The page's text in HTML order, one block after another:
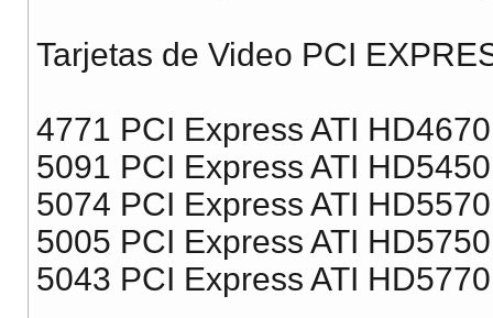
Tarjetas de Video PCI
4771 PCI Express ATI
5091 PCI Express ATI
5074 PCI Express ATI
5005 PCI Express ATI
5043 PCI Express ATI